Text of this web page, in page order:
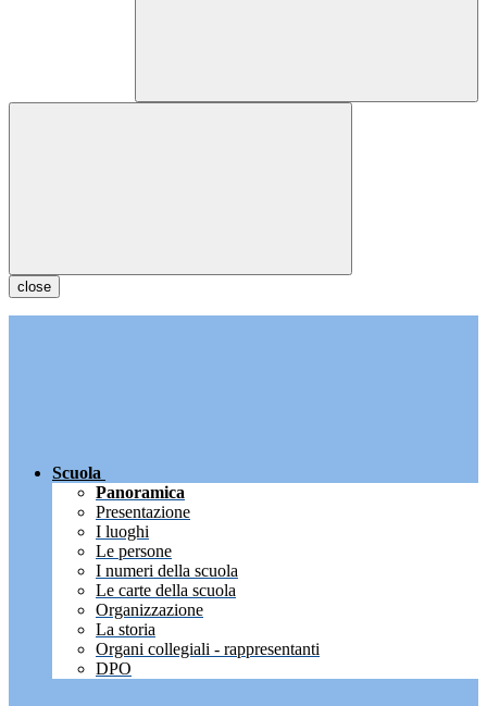
close
Scuola
Panoramica
Presentazione
I luoghi
Le persone
I numeri della scuola
Le carte della scuola
Organizzazione
La storia
Organi collegiali - rappresentanti
DPO